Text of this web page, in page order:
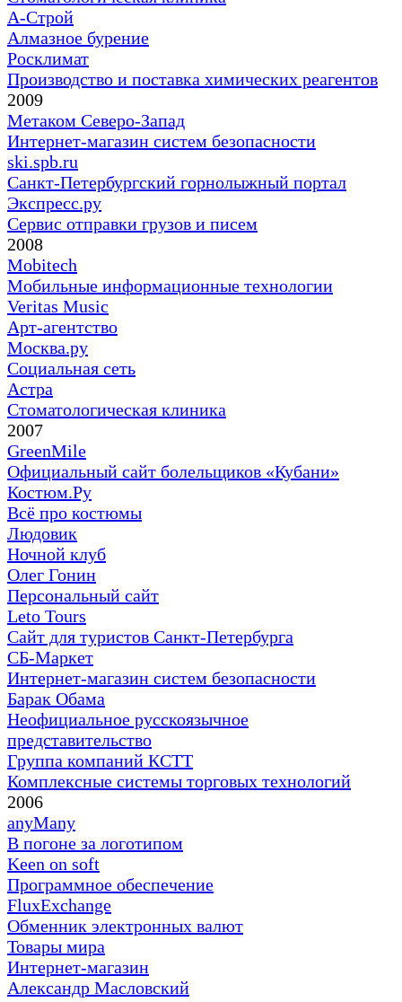
А-Строй
Алмазное бурение
Росклимат
Производство и поставка химических реагентов
2009
Метаком Северо-Запад
Интернет-магазин систем безопасности
ski.spb.ru
Санкт-Петербургский горнолыжный портал
Экспресс.ру
Сервис отправки грузов и писем
2008
Mobitech
Мобильные информационные технологии
Veritas Music
Арт-агентство
Москва.ру
Социальная сеть
Астра
Стоматологическая клиника
2007
GreenMile
Официальный сайт болельщиков «Кубани»
Костюм.Ру
Всё про костюмы
Людовик
Ночной клуб
Олег Гонин
Персональный сайт
Leto Tours
Сайт для туристов Санкт-Петербурга
СБ-Маркет
Интернет-магазин систем безопасности
Барак Обама
Неофициальное русскоязычное
представительство
Группа компаний КСТТ
Комплексные системы торговых технологий
2006
anyMany
В погоне за логотипом
Keen on soft
Программное обеспечение
FluxExchange
Обменник электронных валют
Товары мира
Интернет-магазин
Александр Масловский